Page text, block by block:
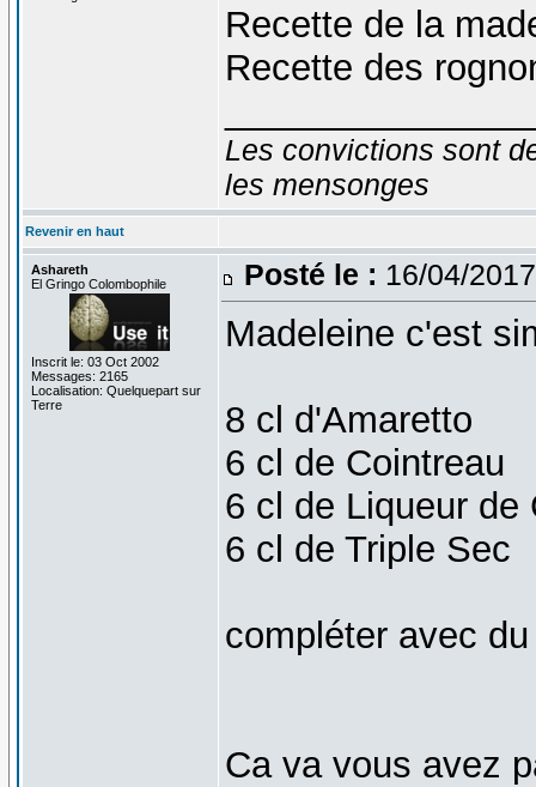
Recette de la
Recette des
Les convictions sont
les mensonges
Revenir en haut
Ashareth
El Gringo Colombophile
Inscrit le: 03 Oct 2002
Messages: 2165
Localisation: Quelquepart sur
Terre
Posté le : 16/04/
Madeleine c'est
8 cl d'Amaretto
6 cl de Cointreau
6 cl de Liqueur de
6 cl de Triple Sec
compléter avec
Ca va vous avez